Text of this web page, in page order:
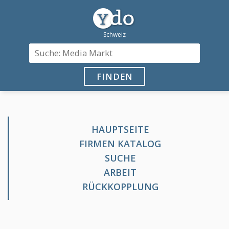
FINDEN
HAUPTSEITE
FIRMEN KATALOG
SUCHE
ARBEIT
RÜCKKOPPLUNG